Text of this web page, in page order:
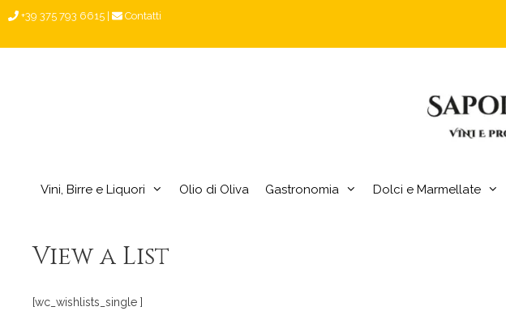
+39 375 793 6615 Contatti
Vini, Birre e Liquori Olio di Oliva Gastronomia Dolci e Marmellate
View a List
[wc_wishlists_single ]